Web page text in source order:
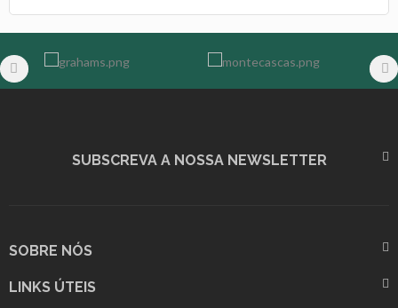
SUBSCREVA A NOSSA NEWSLETTER
SOBRE NÓS
LINKS ÚTEIS